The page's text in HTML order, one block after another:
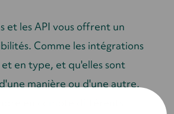
et les API vous offrent un
Comme les intégrations
en type, et qu'elles sont
manière ou d'une autre,